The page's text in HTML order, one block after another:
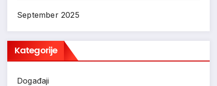
September 2025
Kategorije
Događaji